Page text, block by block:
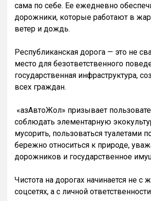
сама по себе. Ее ежедневно
дорожники, которые работают в
ветер и дождь.
Республиканская дорога — это не
место для безответственного
государственная инфраструктура,
всех граждан.
«ҚазАвтоЖол» призывает
соблюдать элементарную
мусорить, пользоваться туалетами
бережно относиться к природе,
дорожников и государственное
Чистота на дорогах начинается не с
соцсетях, а с личной